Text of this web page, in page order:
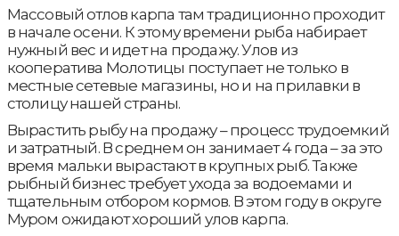
Массовый отлов карпа там традиционно проходит
в начале осени. К этому времени рыба набирает
нужный вес и идет на продажу. Улов из
кооператива Молотицы поступает не только в
местные сетевые магазины, но и на прилавки в
столицу нашей страны.
Вырастить рыбу на продажу – процесс трудоемкий
и затратный. В среднем он занимает 4 года – за это
время мальки вырастают в крупных рыб. Также
рыбный бизнес требует ухода за водоемами и
тщательным отбором кормов. В этом году в округе
Муром ожидают хороший улов карпа.